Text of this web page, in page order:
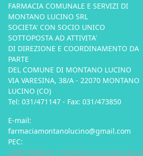
FARMACIA COMUNALE E SERVIZI DI
MONTANO LUCINO SRL
SOCIETA' CON SOCIO UNICO
SOTTOPOSTA AD ATTIVITA'
DI DIREZIONE E COORDINAMENTO DA
PARTE
DEL COMUNE DI MONTANO LUCINO
VIA VARESINA, 38/A - 22070 MONTANO
LUCINO (CO)
Tel: 031/471147 - Fax: 031/473850
E-mail:
farmaciamontanolucino@gmail.com
PEC:
co00190@pec1.federfarma.lombardia.it